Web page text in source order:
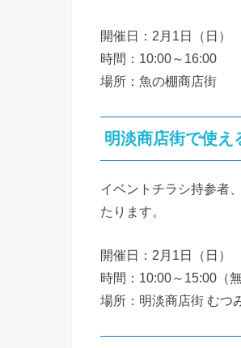
開催日：2月1日（日）
時間：10:00～16:00
場所：魚の棚商店街
明淡商店街で使え
イベントチラシ持参者
たります。
開催日：2月1日（日）
時間：10:00～15:00（
場所：明淡商店街 むつ